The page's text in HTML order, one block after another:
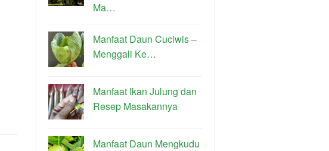
Ma…
Manfaat Daun Cuciwis –
Menggali Ke…
Manfaat Ikan Julung dan
Resep Masakannya
Manfaat Daun Mengkudu